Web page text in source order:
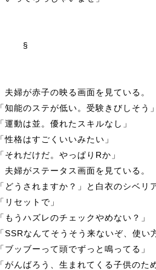
§
夫婦が赤子の映る画面を見ている。
「知能のステが低い。受験きびしそう」
「運動は並。優れたスキルなし」
「性格はすごくいいみたい」
「それだけだ。やっぱりRか」
夫婦がステー タス画面を見ている。
「どうされますか？」と白衣のシベリ
「リセ ッ トで」
「もうハズレのチ ェ ッ クやめない？」
「SSRなんてそうそう来ないぞ、使い
「ブッ ブー って頭でずっ と鳴ってる」
「がんばろう、生まれてくる子供のた